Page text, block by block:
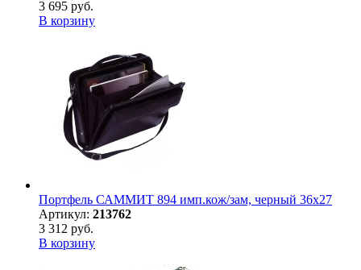
3 695 руб.
В корзину
Портфель САММИТ 894 имп.кож/зам, черный 36х27
Артикул: 213762
3 312 руб.
В корзину